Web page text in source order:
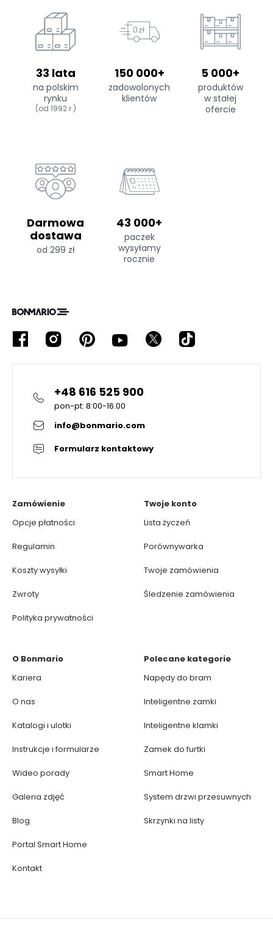
33 lata
na polskim
rynku
(od 1992 r.)
150 000+
zadowolonych
klientów
5 000+
produktów
w stałej
ofercie
Darmowa
dostawa
od 299 zł
43 000+
paczek
wysyłamy
rocznie
+48 616 525 900
pon-pt: 8:00-16:00
info@bonmario.com
Formularz kontaktowy
Zamówienie
Opcje płatności
Regulamin
Koszty wysyłki
Zwroty
Polityka prywatności
Twoje konto
Lista życzeń
Porównywarka
Twoje zamówienia
Śledzenie zamówienia
O Bonmario
Kariera
O nas
Katalogi i ulotki
Instrukcje i formularze
Wideo porady
Galeria zdjęć
Blog
Portal Smart Home
Kontakt
Polecane kategorie
Napędy do bram
Inteligentne zamki
Inteligentne klamki
Zamek do furtki
Smart Home
System drzwi przesuwnych
Skrzynki na listy